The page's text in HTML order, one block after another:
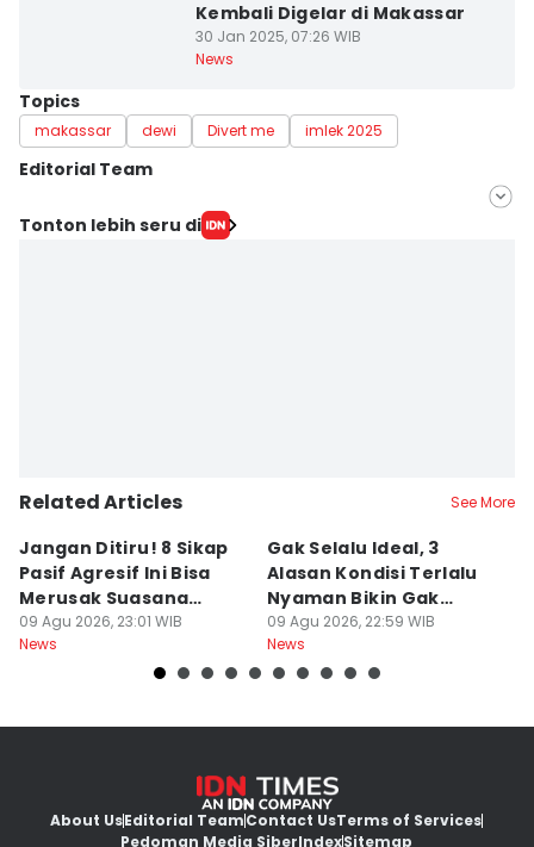
Kembali Digelar di Makassar
30 Jan 2025, 07:26 WIB
News
Topics
makassar dewi Divert me imlek 2025
Editorial Team
Editor
Tonton lebih seru di
Related Articles See More
Jangan Ditiru! 8 Sikap
Pasif Agresif Ini Bisa
Merusak Suasana
Kantor
09 Agu 2026, 23:01 WIB
News
Gak Selalu Ideal, 3
Alasan Kondisi Terlalu
Nyaman Bikin Gak
Berkembang
09 Agu 2026, 22:59 WIB
News
About UsEditorial TeamContact UsTerms of Services
Pedoman Media SiberIndexSitemap